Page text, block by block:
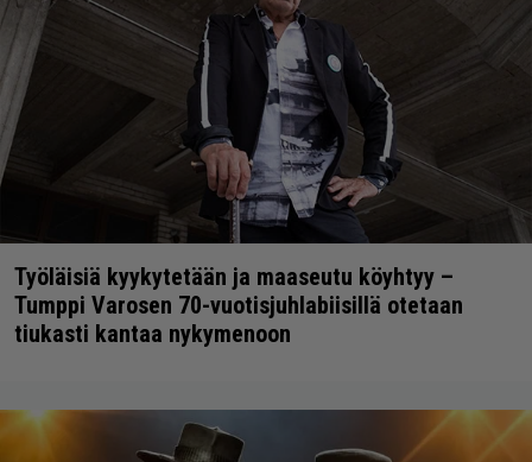
Työläisiä kyykytetään ja maaseutu köyhtyy –
Tumppi Varosen 70-vuotisjuhlabiisillä otetaan
tiukasti kantaa nykymenoon